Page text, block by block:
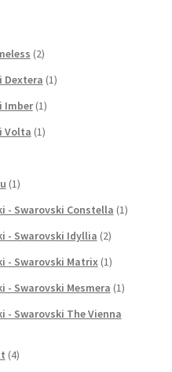
(2)
Dextera (1)
Imber (1)
Volta (1)
(1)
- Swarovski Constella (1)
- Swarovski Idyllia (2)
- Swarovski Matrix (1)
- Swarovski Mesmera (1)
- Swarovski The Vienna
(4)